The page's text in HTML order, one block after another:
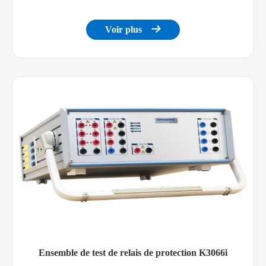
Voir plus 
Ensemble de test de relais de protection K3066i